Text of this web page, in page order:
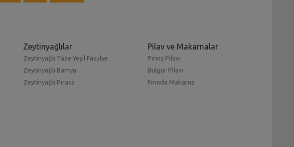
Zeytinyağlılar
Zeytinyağlı Taze Yeşil Fasulye
Zeytinyağlı Bamya
Zeytinyağlı Pırasa
Pilav ve Makarnalar
Pirinç Pilavı
Bulgur Pilavı
Fırında Makarna